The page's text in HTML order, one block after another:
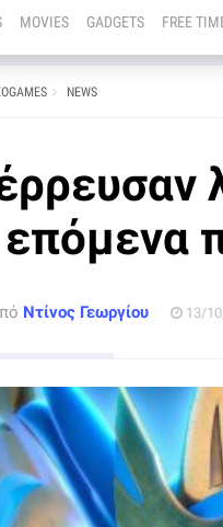
MOVIES GADGETS FREE
NEWS
Ντίνος Γεωργίου 13/
από